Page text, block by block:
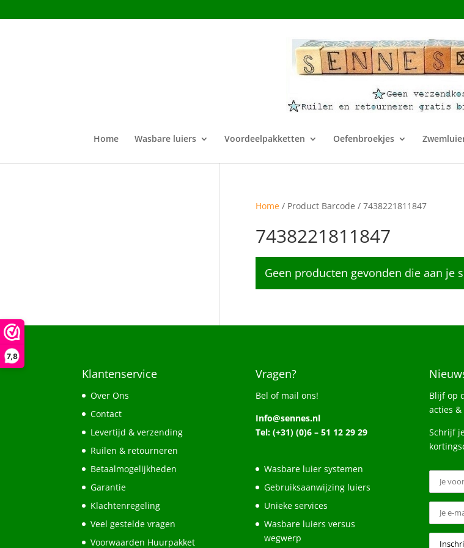
7,8
Home Wasbare luiers Voordeelpakketten Oefenbroekjes
Home/ Product Barcode / 7438221811847
7438221811847
Geen producten gevonden die aan je
Klantenservice
Over Ons
Contact
Levertijd & verzending
Ruilen & retourneren
Betaalmogelijkheden
Garantie
Klachtenregeling
Veel gestelde vragen
Voorwaarden Huurpakket
Vragen?
Bel of mail ons!
Info@sennes.nl
Tel: (+31) (0)6 – 51 12 29 29
Wasbare luier systemen
Gebruiksaanwijzing luiers
Unieke services
Wasbare luiers versus
wegwerp
Blijf op
acties
Schrijf